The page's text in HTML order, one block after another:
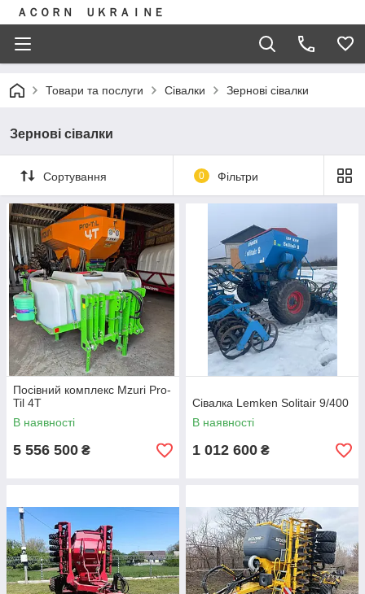
ＡＣＯＲＮ ＵＫＲＡＩＮＥ
Товари та послуги Сівалки Зернові сівалки
Зернові сівалки
Сортування 0 Фільтри
Посівний комплекс Mzuri Pro-
Til 4T
В наявності
5 556 500 ₴
Сівалка Lemken Solitair 9/400
В наявності
1 012 600 ₴